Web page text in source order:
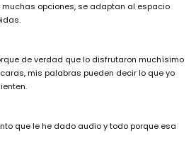
muchas opciones, se adaptan al espacio
de verdad que lo disfrutaron muchísimo
mis palabras pueden decir lo que yo
que le he dado audio y todo porque esa